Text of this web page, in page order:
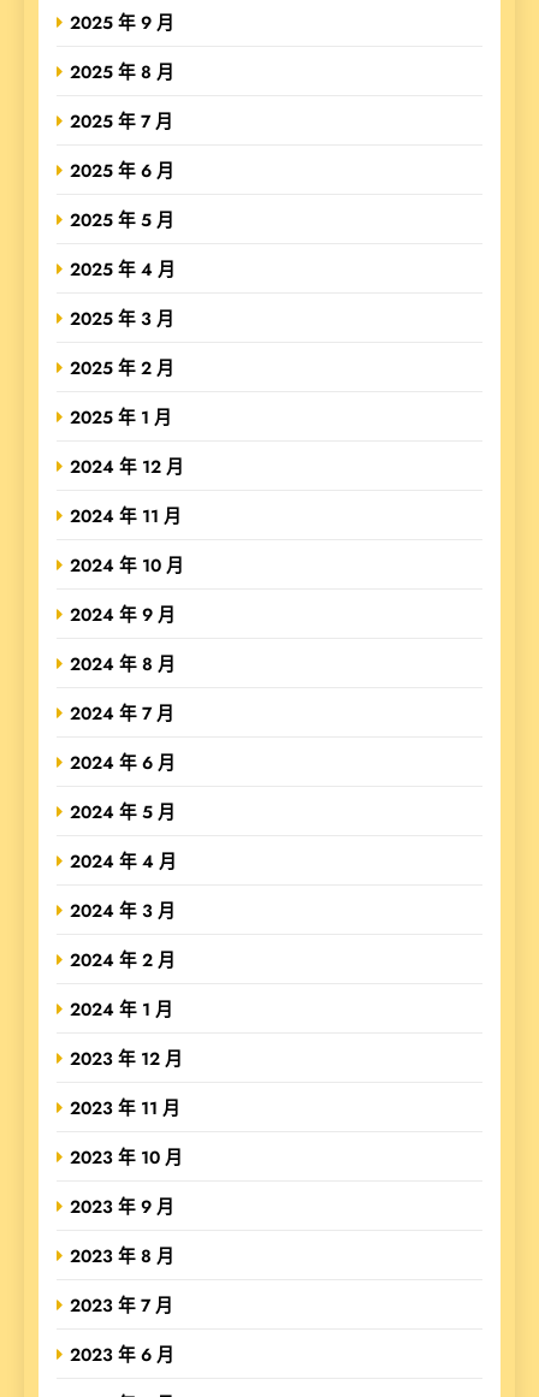
2025 年 9 月
2025 年 8 月
2025 年 7 月
2025 年 6 月
2025 年 5 月
2025 年 4 月
2025 年 3 月
2025 年 2 月
2025 年 1 月
2024 年 12 月
2024 年 11 月
2024 年 10 月
2024 年 9 月
2024 年 8 月
2024 年 7 月
2024 年 6 月
2024 年 5 月
2024 年 4 月
2024 年 3 月
2024 年 2 月
2024 年 1 月
2023 年 12 月
2023 年 11 月
2023 年 10 月
2023 年 9 月
2023 年 8 月
2023 年 7 月
2023 年 6 月